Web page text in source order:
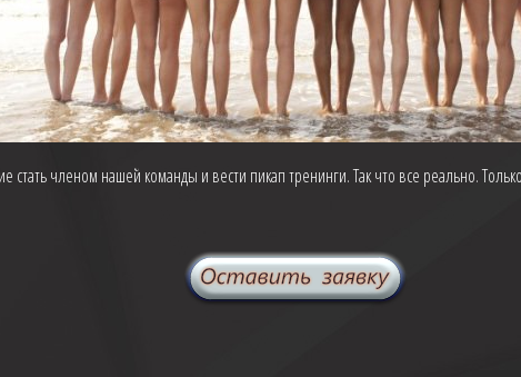
стать членом нашей команды и вести пикап тренинги. Так что все реально.